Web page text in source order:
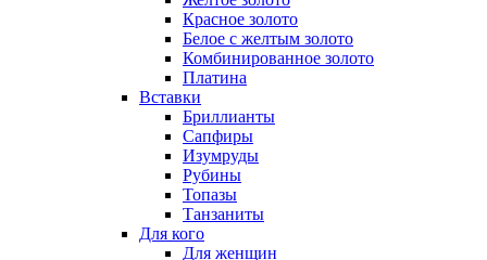
Красное золото
Белое с желтым золото
Комбинированное золото
Платина
Вставки
Бриллианты
Сапфиры
Изумруды
Рубины
Топазы
Танзаниты
Для кого
Для женщин